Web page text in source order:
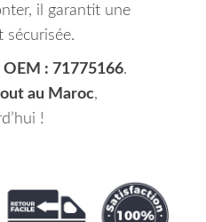
il garantit une
OEM : 71775166.
au Maroc,
!